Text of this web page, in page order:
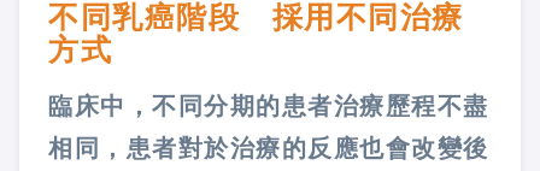
不同乳癌階段 採用不同治療
方式
臨床中，不同分期的患者治療歷程不盡
相同，患者對於治療的反應也會改變後